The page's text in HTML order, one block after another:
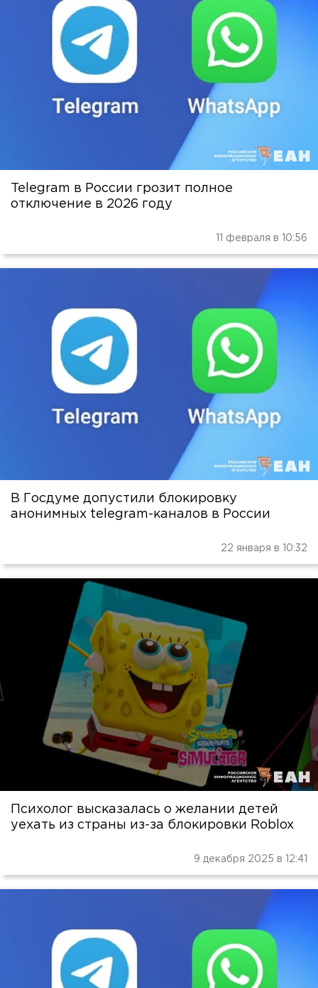
Telegram в России грозит полное
отключение в 2026 году
11 февраля в 10:56
В Госдуме допустили блокировку
анонимных telegram-каналов в России
22 января в 10:32
Психолог высказалась о желании детей
уехать из страны из-за блокировки Roblox
9 декабря 2025 в 12:41